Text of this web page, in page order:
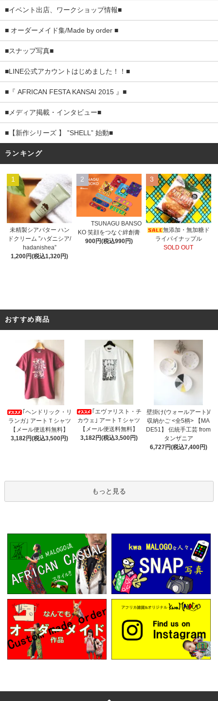
■イベント出店、ワークショップ情報■
■ オーダーメイド集/Made by order ■
■スナップ写真■
■LINE公式アカウントはじめました！！■
■『 AFRICAN FESTA KANSAI 2015 』■
■メディア掲載・インタビュー■
■【新作シリーズ 】 ”SHELL” 始動■
ランキング
1
未精製シアバター ハン
ドクリーム ”ハダニシア/
hadanishea”
1,200円(税込1,320円)
2
TSUNAGU BANSO
KO 笑顔をつなぐ絆創膏
900円(税込990円)
3
無添加・無加糖ド
ライパイナップル
SOLD OUT
おすすめ商品
｢ヘンドリック・リ
ランガ｣ アートＴシャツ
【メール便送料無料】
3,182円(税込3,500円)
｢エヴァリスト・チ
カウェ｣ アートＴシャツ
【メール便送料無料】
3,182円(税込3,500円)
壁掛け(ウォールアート)/
収納かご <全5柄> 【MA
DE51】 伝統手工芸 from
タンザニア
6,727円(税込7,400円)
もっと見る